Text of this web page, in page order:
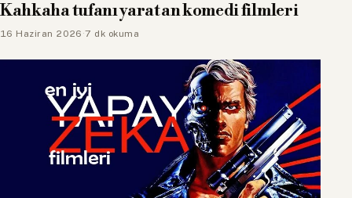
Kahkaha tufanı yaratan komedi filmleri
16 Haziran 2026 ·7 dk okuma